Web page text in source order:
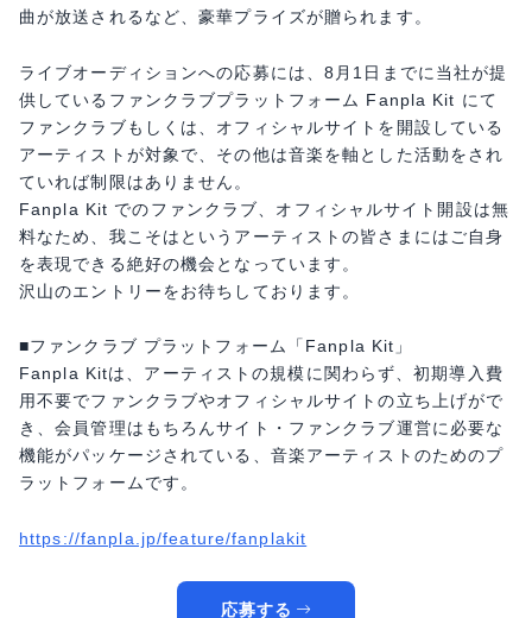
曲が放送されるなど、豪華プライズが贈られます。
ライブオーディションへの応募には、8月1日までに当社が提
供しているファンクラブプラットフォーム Fanpla Kit にて
ファンクラブもしくは、オフィシャルサイトを開設している
アーティストが対象で、その他は音楽を軸とした活動をされ
ていれば制限はありません。
Fanpla Kit でのファンクラブ、オフィシャルサイト開設は無
料なため、我こそはというアーティストの皆さまにはご自身
を表現できる絶好の機会となっています。
沢山のエントリーをお待ちしております。
■ファンクラブ プラットフォーム「Fanpla Kit」
Fanpla Kitは、アーティストの規模に関わらず、初期導入費
用不要でファンクラブやオフィシャルサイトの立ち上げがで
き、会員管理はもちろんサイト・ファンクラブ運営に必要な
機能がパッケージされている、音楽アーティストのためのプ
ラットフォームです。
https://fanpla.jp/feature/fanplakit
応募する